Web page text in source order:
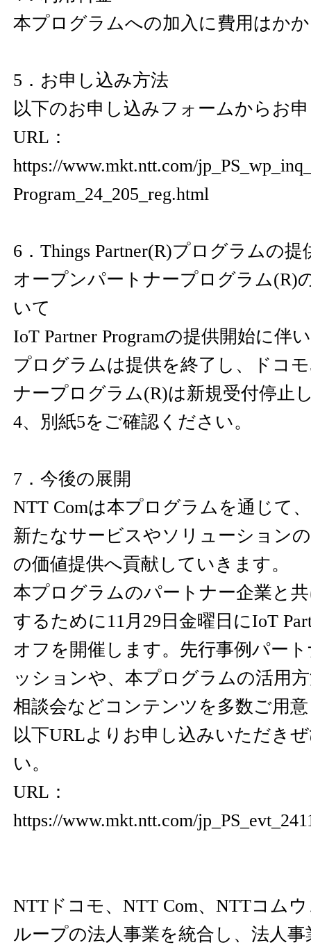
本プログラムへの加入に費用はか
5．お申し込み方法
以下のお申し込みフォームからお
URL：
https://www.mkt.ntt.com/
Program_24_205_reg.html
6．Things Partner(R)プログラムの
オープンパートナープログラム(R)
いて
IoT Partner Programの提供開始に伴
プログラムは提供を終了し、ドコ
ナープログラム(R)は新規受付停止
4、別紙5をご確認ください。
7．今後の展開
NTT Comは本プログラムを通じて
新たなサービスやソリューション
の価値提供へ貢献していきます。
本プログラムのパートナー企業と
するために11月29日金曜日にIoT
オフを開催します。先行事例パー
ッションや、本プログラムの活用
相談会などコンテンツを多数ご用
以下URLよりお申し込みいただき
い。
URL：
https://www.mkt.ntt.com/
NTTドコモ、NTT Com、NTTコム
ループの法人事業を統合し、法人